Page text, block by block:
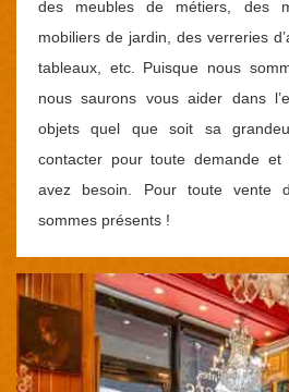
des meubles de métiers, des
mobiliers de jardin, des verreries
tableaux, etc. Puisque nous
nous saurons vous aider dans
objets quel que soit sa
contacter pour toute demande et
avez besoin. Pour toute vente
sommes présents !